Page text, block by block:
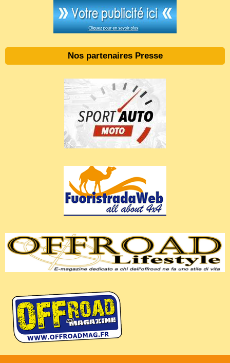
Nos partenaires Presse